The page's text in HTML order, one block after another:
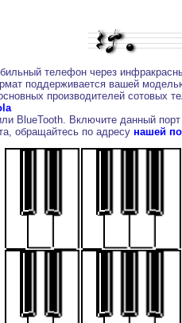
телефон через
поддерживается вашей
производителей сотовых
BlueTooth. Включите данный
обращайтесь по адресу нашей